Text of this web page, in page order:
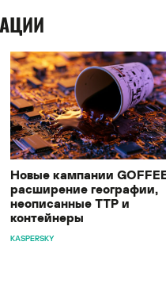
Новые кампании
расширение географии,
неописанные TTP и
контейнеры
KASPERSKY